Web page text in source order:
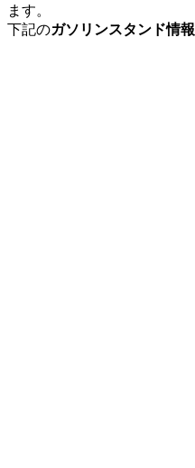
ます。
下記のガソリンスタンド情報